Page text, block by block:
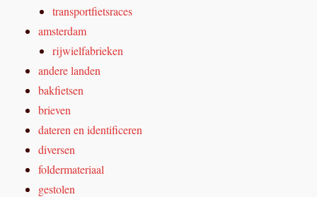
transportfietsraces
amsterdam
rijwielfabrieken
andere landen
bakfietsen
brieven
dateren en identificeren
diversen
foldermateriaal
gestolen